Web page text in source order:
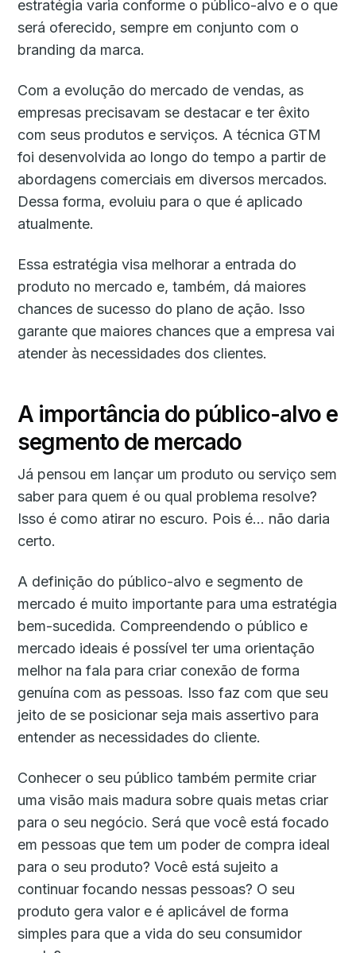
estratégia varia conforme o público-alvo e o que
será oferecido, sempre em conjunto com o
branding da marca.
Com a evolução do mercado de vendas, as
empresas precisavam se destacar e ter êxito
com seus produtos e serviços. A técnica GTM
foi desenvolvida ao longo do tempo a partir de
abordagens comerciais em diversos mercados.
Dessa forma, evoluiu para o que é aplicado
atualmente.
Essa estratégia visa melhorar a entrada do
produto no mercado e, também, dá maiores
chances de sucesso do plano de ação. Isso
garante que maiores chances que a empresa vai
atender às necessidades dos clientes.
A importância do público-alvo e
segmento de mercado
Já pensou em lançar um produto ou serviço sem
saber para quem é ou qual problema resolve?
Isso é como atirar no escuro. Pois é… não daria
certo.
A definição do público-alvo e segmento de
mercado é muito importante para uma estratégia
bem-sucedida. Compreendendo o público e
mercado ideais é possível ter uma orientação
melhor na fala para criar conexão de forma
genuína com as pessoas. Isso faz com que seu
jeito de se posicionar seja mais assertivo para
entender as necessidades do cliente.
Conhecer o seu público também permite criar
uma visão mais madura sobre quais metas criar
para o seu negócio. Será que você está focado
em pessoas que tem um poder de compra ideal
para o seu produto? Você está sujeito a
continuar focando nessas pessoas? O seu
produto gera valor e é aplicável de forma
simples para que a vida do seu consumidor